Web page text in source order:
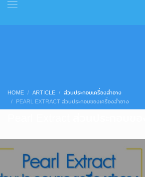
HOME ARTICLE
ส่วนประกอบเครื่องสำอาง
PEARL EXTRACT ส่วนประกอบของเครื่องสำอาง